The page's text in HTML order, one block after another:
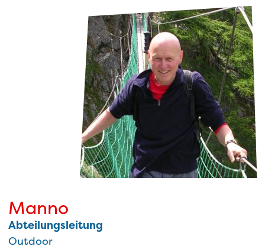
Manno
Abteilungsleitung
Outdoor